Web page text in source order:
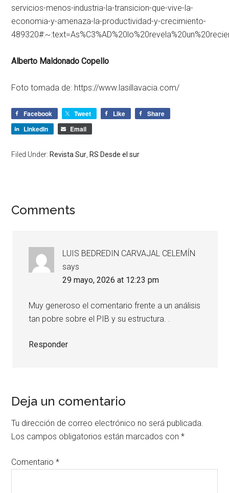
servicios-menos-industria-la-transicion-que-vive-la-
economia-y-amenaza-la-productividad-y-crecimiento-
Alberto Maldonado Copello
Foto tomada de: https://www.lasillavacia.com/
Facebook Tweet Like
Share
LinkedIn
Email
Filed Under: Revista Sur RS Desde el sur
Comments
LUIS BEDREDIN CARVAJAL CELEMÍN
says
29 mayo, 2026 at 12:23 pm
Muy generoso el comentario frente a un análisis
tan pobre sobre el PIB y su estructura. .
Responder
Deja un comentario
Tu dirección de correo electrónico no será publicada.
Los campos obligatorios están marcados con*
Comentario*